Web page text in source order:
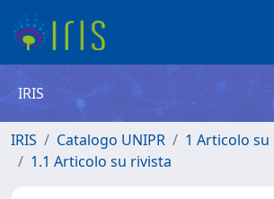
IRIS
IRIS Catalogo UNIPR
1 Articolo su
1.1 Articolo su rivista